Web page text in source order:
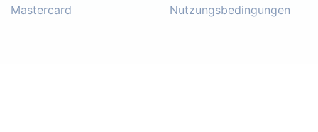
Mastercard
Nutzungsbedingungen